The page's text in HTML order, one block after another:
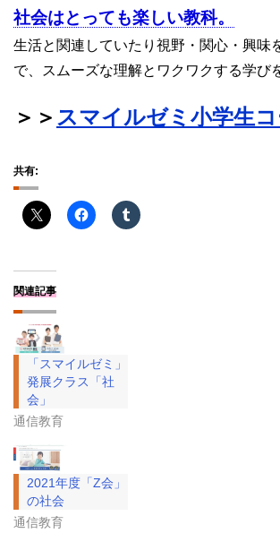
社会はとっても楽しい教科。
生活と関連していたり視野・関心・興味
で、スムーズな理解とワクワクする学び
＞＞ スマイルゼミ小学生コ
共有:
関連記事
「スマイルゼミ」
発展クラス「社
会」
通信教育
2021年度「Z会」
の社会
通信教育